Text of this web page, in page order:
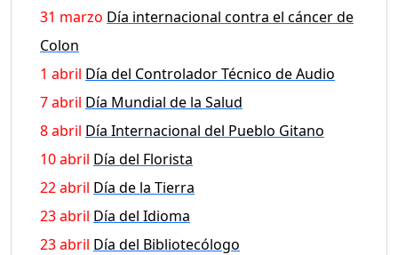
31 marzo Día internacional contra el cáncer de
Colon
1 abril Día del Controlador Técnico de Audio
7 abril Día Mundial de la Salud
8 abril Día Internacional del Pueblo Gitano
10 abril Día del Florista
22 abril Día de la Tierra
23 abril Día del Idioma
23 abril Día del Bibliotecólogo